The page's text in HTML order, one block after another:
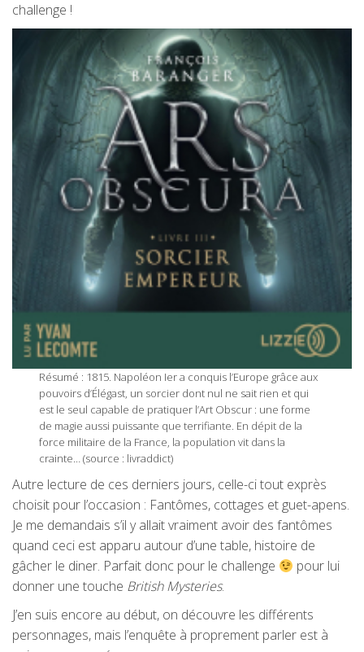
challenge !
Résumé : 1815. Napoléon Ier a conquis l’Europe grâce aux
pouvoirs d’Élégast, un sorcier dont nul ne sait rien et qui
est le seul capable de pratiquer l’Art Obscur : une forme
de magie aussi puissante que terrifiante. En dépit de la
force militaire de la France, la population vit dans la
crainte… (source : livraddict)
Autre lecture de ces derniers jours, celle-ci tout exprès
choisit pour l’occasion : Fantômes, cottages et guet-apens.
Je me demandais s’il y allait vraiment avoir des fantômes
quand ceci est apparu autour d’une table, histoire de
gâcher le diner. Parfait donc pour le challenge
pour lui
donner une touche British Mysteries.
J’en suis encore au début, on découvre les différents
personnages, mais l’enquête à proprement parler est à